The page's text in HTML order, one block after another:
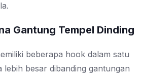
Gantung Tempel Dinding
beberapa hook dalam satu
lebih besar dibanding gantungan